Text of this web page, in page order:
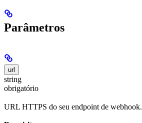
Parâmetros
url
string
obrigatório
URL HTTPS do seu endpoint de webhook.